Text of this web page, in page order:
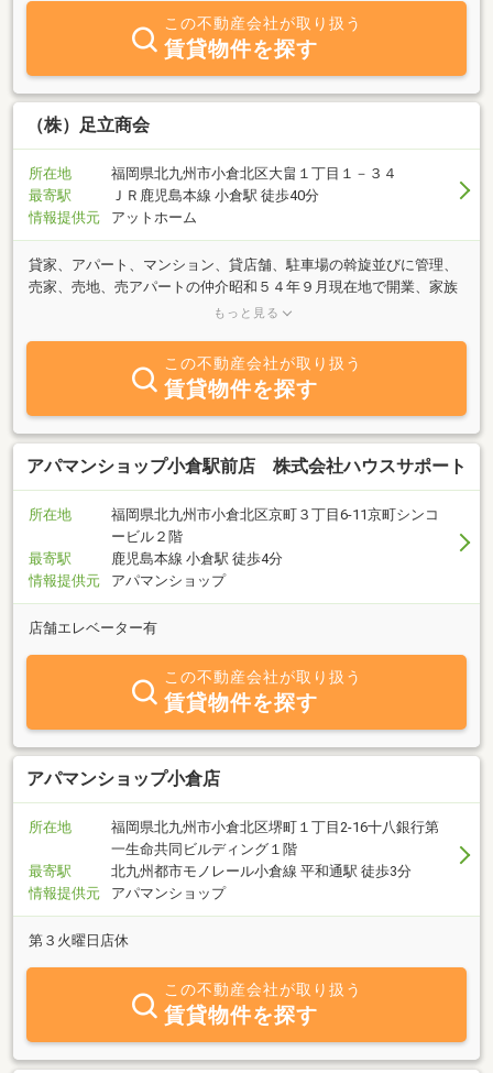
り、北九州市立大学生向けの賃貸仲介と、北九州市立大学生向けの
賃貸管理を行っております。戸建て・分譲マンション等、1戸から
の管理も行っております。
この不動産会社が取り扱う
賃貸物件を探す
（株）足立商会
所在地
福岡県北九州市小倉北区大畠１丁目１－３４
最寄駅
ＪＲ鹿児島本線 小倉駅 徒歩40分
情報提供元
アットホーム
貸家、アパート、マンション、貸店舗、駐車場の斡旋並びに管理、
売家、売地、売アパートの仲介昭和５４年９月現在地で開業、家族
で地道に不動産仲介業を続けております。小倉北区大畠にある、ス
小倉南区の貸家、アパート、駐車場も管理し、売買物件は北九州市
内までお世話しています。戸建貸家の件数が多く、駐車、外犬可物
件も揃っています。女性スタッフが担当しますので、女性お一人で
も安心して、ご来店下さい。バリアフリーの物件もありますので、
遠慮なくご相談下さい。
もっと見る
この不動産会社が取り扱う
賃貸物件を探す
アパマンショップ小倉駅前店 株式会社ハウスサポート
所在地
福岡県北九州市小倉北区京町３丁目6-11京町シンコ
ービル２階
最寄駅
鹿児島本線 小倉駅 徒歩4分
情報提供元
アパマンショップ
店舗エレベーター有
この不動産会社が取り扱う
賃貸物件を探す
アパマンショップ小倉店
所在地
福岡県北九州市小倉北区堺町１丁目2-16十八銀行第
一生命共同ビルディング１階
最寄駅
北九州都市モノレール小倉線 平和通駅 徒歩3分
情報提供元
アパマンショップ
第３火曜日店休
この不動産会社が取り扱う
賃貸物件を探す